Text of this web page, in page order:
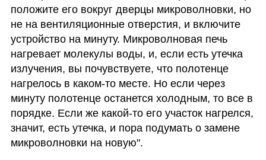
положите его вокруг дверцы микроволновки, но
не на вентиляционные отверстия, и включите
устройство на минуту. Микроволновая печь
нагревает молекулы воды, и, если есть утечка
излучения, вы почувствуете, что полотенце
нагрелось в каком-то месте. Но если через
минуту полотенце останется холодным, то все в
порядке. Если же какой-то его участок нагрелся,
значит, есть утечка, и пора подумать о замене
микроволновки на новую".